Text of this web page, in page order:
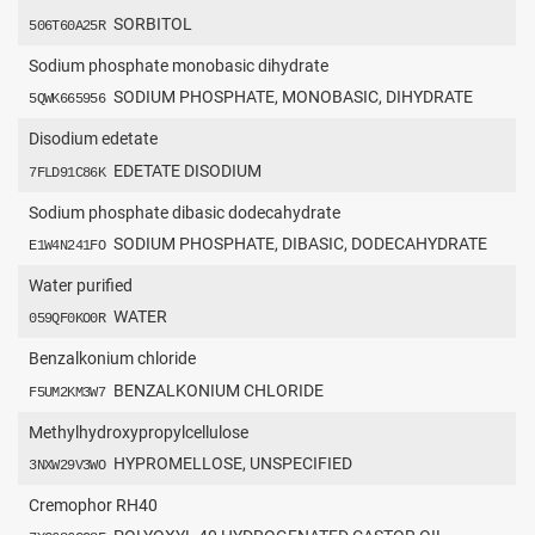
506T60A25R SORBITOL
Sodium phosphate monobasic dihydrate
5QWK665956 SODIUM PHOSPHATE, MONOBASIC, DIHYDRATE
Disodium edetate
7FLD91C86K EDETATE DISODIUM
Sodium phosphate dibasic dodecahydrate
E1W4N241FO SODIUM PHOSPHATE, DIBASIC, DODECAHYDRATE
Water purified
059QF0KO0R WATER
Benzalkonium chloride
F5UM2KM3W7 BENZALKONIUM CHLORIDE
Methylhydroxypropylcellulose
3NXW29V3WO HYPROMELLOSE, UNSPECIFIED
Cremophor RH40